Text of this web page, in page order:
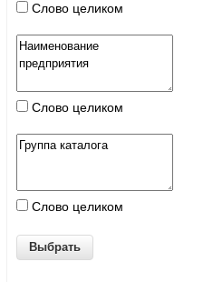
Слово целиком
Слово целиком
Слово целиком